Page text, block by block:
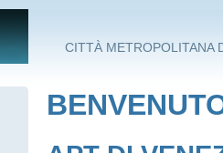
CITTÀ METROPOLITANA